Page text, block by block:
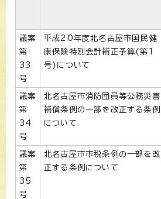
議案
第
33
号
平成20年度北名古屋市国民健
康保険特別会計補正予算(第1
号)について
議案
第
34
号
北名古屋市消防団員等公務災害
補償条例の一部を改正する条例
について
議案
第
35
号
北名古屋市市税条例の一部を改
正する条例について